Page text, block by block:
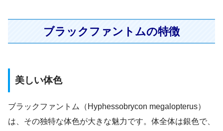
ブラックファントムの特徴
美しい体色
ブラックファントム（Hyphessobrycon megalopterus）
は、その独特な体色が大きな魅力です。体全体は銀色で、